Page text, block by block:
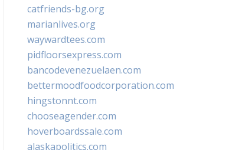
catfriends-bg.org
marianlives.org
waywardtees.com
pidfloorsexpress.com
bancodevenezuelaen.com
bettermoodfoodcorporation.com
hingstonnt.com
chooseagender.com
hoverboardssale.com
alaskapolitics.com